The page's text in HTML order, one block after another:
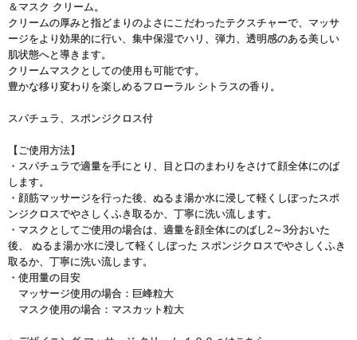
＆マスク クリーム。
クリームの厚みと指どまりのよさにこだわったテクスチャーで、マッサ
ージをより効果的に行い、集中保湿でハリ、弾力、透明感のある美しい
肌状態へと導きます。
クリームマスクとしての使用も可能です。
豊かな移り変わりを楽しめるフローラル シトラスの香り。
スパチュラ、スポンジクロス付
【ご使用方法】
・スパチュラで適量を手にとり、目と口のまわりをさけて顔全体にのば
します。
・顔筋マッサージを行った後、ぬるま湯か水に浸して軽くしぼったスポ
ンジクロスでやさしくふき取るか、丁寧に洗い流します。
・マスクとしてご使用の場合は、適量を顔全体にのばし2～3分おいた
後、 ぬるま湯か水に浸して軽くしぼった スポンジクロスでやさしくふき
取るか、丁寧に洗い流します。
・使用量の目安
マッサージ使用の場合：巨峰粒大
マスク使用の場合：マスカット粒大